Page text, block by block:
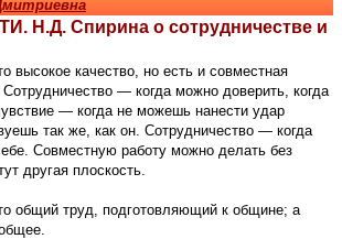
Н.Д. Спирина о сотрудничестве и
высокое качество, но есть и совместная
Сотрудничество — когда можно доверить, когда
— когда не можешь нанести удар
так же, как он. Сотрудничество — когда
Совместную работу можно делать без
другая плоскость.
общий труд, подготовляющий к общине; а